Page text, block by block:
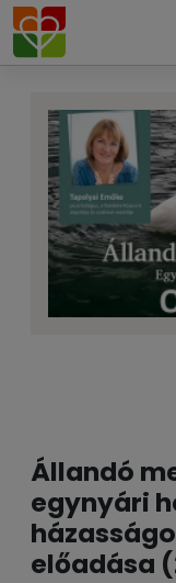
Állandó
egynyári
előadása